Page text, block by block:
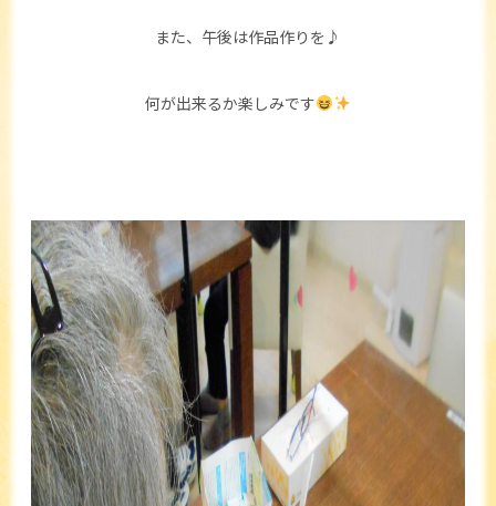
また、午後は作品作りを♪
何が出来るか楽しみです